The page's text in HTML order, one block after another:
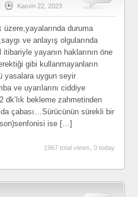
Kasım 22, 2023
duruma
ve anlayış olgularında
yayanın haklarının öne
gibi kullanmayanların
yasalara uygun seyir
ve uyarılarını ciddiye
dk’lık bekleme zahmetinden
çabası…Sürücünün sürekli bir
ise […]
1967 total views, 0 today